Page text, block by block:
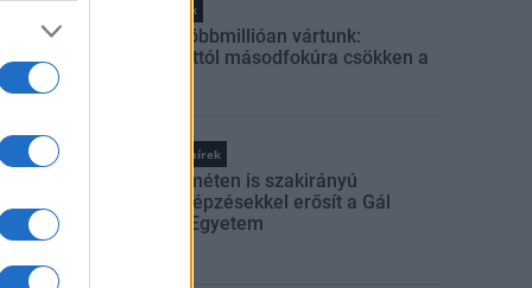
Helyi hírek
Amire többmillióan vártunk:
szombattól másodfokúra csökken a
Országos hírek
Kecskeméten is szakirányú
továbbképzésekkel erősít a Gál
Ferenc Egyetem